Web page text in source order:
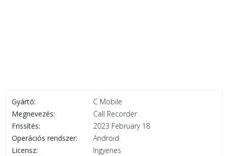
Gyártó:
C Mobile
Megnevezés:
Call Recorder
Frissítés:
2023 February 18
Operációs rendszer:
Android
Licensz:
Ingyenes